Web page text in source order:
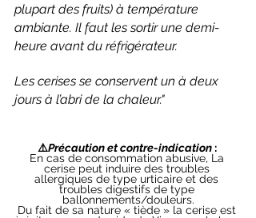
plupart des fruits) à température
ambiante. Il faut les sortir une demi-
heure avant du réfrigérateur.
Les cerises se conservent un à deux
jours à l’abri de la chaleur."
⚠️Précaution et contre-indication :
En cas de consommation abusive, La
cerise peut induire des troubles
allergiques de type urticaire et des
troubles digestifs de type
ballonnements/douleurs.
Du fait de sa nature « tiède » la cerise est